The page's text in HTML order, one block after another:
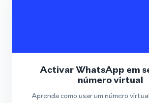
Activar WhatsApp em
número virtual
Aprenda como usar um número